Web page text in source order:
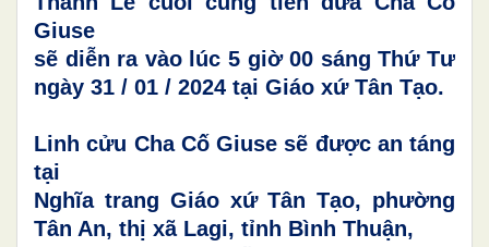
Giuse
sẽ diễn ra vào lúc 5 giờ 00 sáng Thứ Tư
ngày 31 / 01 / 2024 tại Giáo xứ Tân Tạo.
Linh cửu Cha Cố Giuse sẽ được an táng
tại
Nghĩa trang Giáo xứ Tân Tạo, phường
Tân An, thị xã Lagi, tỉnh Bình Thuận,